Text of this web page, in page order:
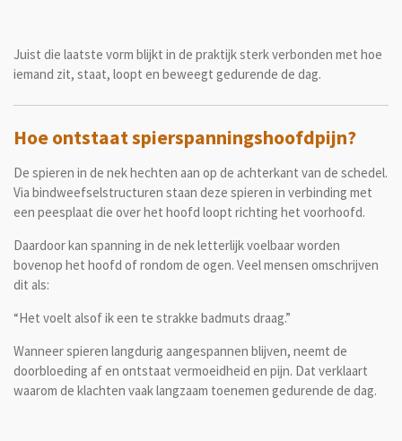
Juist die laatste vorm blijkt in de praktijk sterk verbonden met hoe
iemand zit, staat, loopt en beweegt gedurende de dag.
Hoe ontstaat spierspanningshoofdpijn?
De spieren in de nek hechten aan op de achterkant van de schedel.
Via bindweefselstructuren staan deze spieren in verbinding met
een peesplaat die over het hoofd loopt richting het voorhoofd.
Daardoor kan spanning in de nek letterlijk voelbaar worden
bovenop het hoofd of rondom de ogen. Veel mensen omschrijven
dit als:
“Het voelt alsof ik een te strakke badmuts draag.”
Wanneer spieren langdurig aangespannen blijven, neemt de
doorbloeding af en ontstaat vermoeidheid en pijn. Dat verklaart
waarom de klachten vaak langzaam toenemen gedurende de dag.